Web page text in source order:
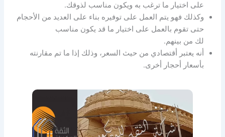
على اختيار ما ترغب به ويكون مناسب لذوقك.
وكذلك فهو يتم العمل على توفيره بناء على العديد من الأحجام
حتى تقوم بالعمل على اختيار ما قد يكون مناسب
لك من بينهم.
أنه يعتبر أقتصادي من حيث السعر، وذلك إذا ما تم مقارنته
بأسعار أحجار أخرى.